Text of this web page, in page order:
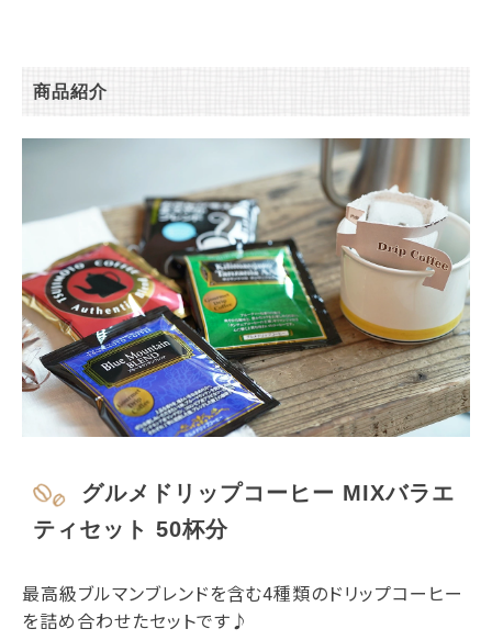
商品紹介
グルメドリップコーヒー MIXバラエ
ティセット 50杯分
最高級ブルマンブレンドを含む4種類のドリップコーヒー
を詰め合わせたセットです♪